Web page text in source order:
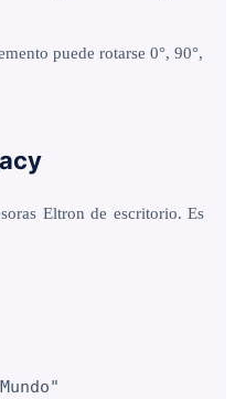
puede rotarse 0°, 90°,
Eltron de escritorio. Es